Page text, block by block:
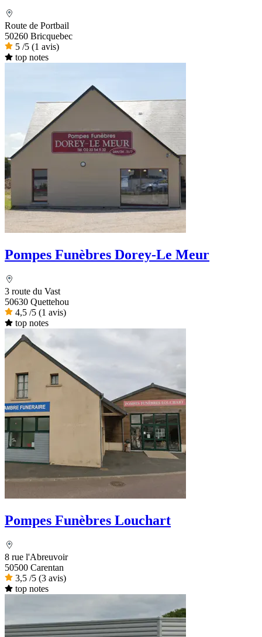
Route de Portbail
50260 Bricquebec
5 /5 (1 avis)
top notes
Pompes Funèbres Dorey-Le Meur
3 route du Vast
50630 Quettehou
4,5 /5 (1 avis)
top notes
Pompes Funèbres Louchart
8 rue l'Abreuvoir
50500 Carentan
3,5 /5 (3 avis)
top notes